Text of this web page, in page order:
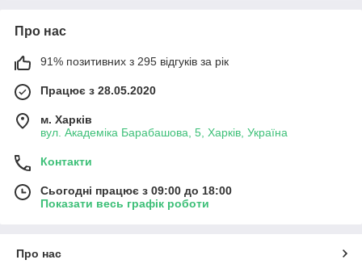
Про нас
91% позитивних з 295 відгуків за рік
Працює з 28.05.2020
м. Харків
вул. Академіка Барабашова, 5, Харків, Україна
Контакти
Сьогодні працює з 09:00 до 18:00
Показати весь графік роботи
Про нас